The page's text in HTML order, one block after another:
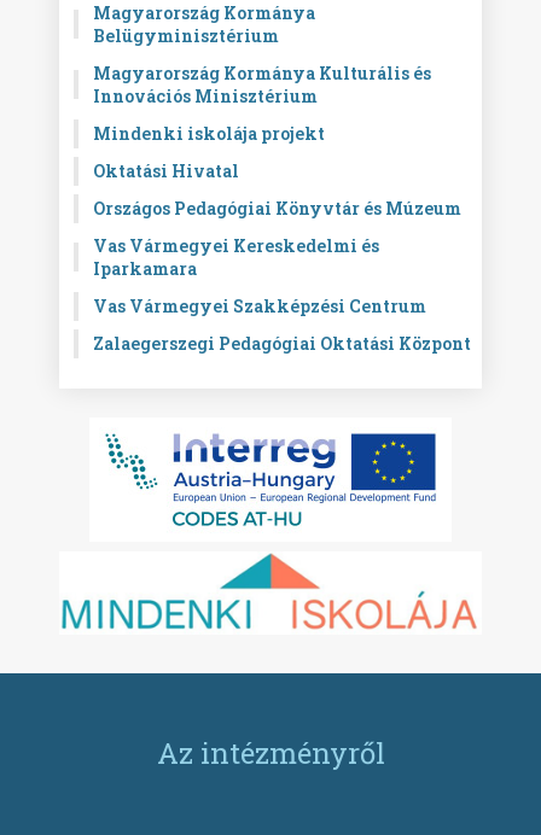
Magyarország Kormánya
Belügyminisztérium
Magyarország Kormánya Kulturális és
Innovációs Minisztérium
Mindenki iskolája projekt
Oktatási Hivatal
Országos Pedagógiai Könyvtár és Múzeum
Vas Vármegyei Kereskedelmi és
Iparkamara
Vas Vármegyei Szakképzési Centrum
Zalaegerszegi Pedagógiai Oktatási Központ
Az intézményről